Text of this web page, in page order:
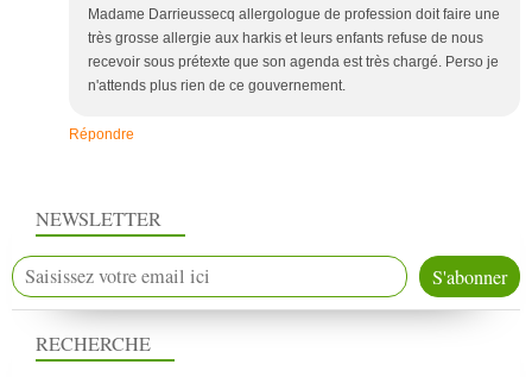
Madame Darrieussecq allergologue de profession doit faire une
très grosse allergie aux harkis et leurs enfants refuse de nous
recevoir sous prétexte que son agenda est très chargé. Perso je
n'attends plus rien de ce gouvernement.
Répondre
NEWSLETTER
RECHERCHE